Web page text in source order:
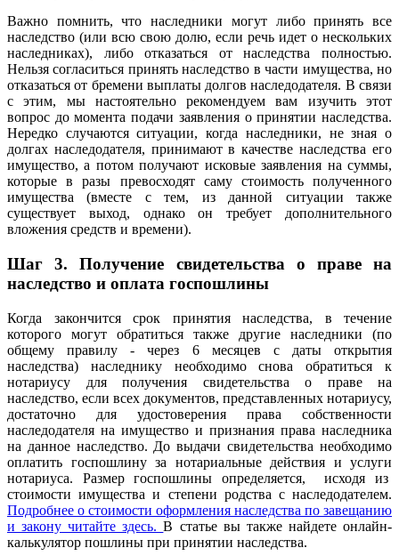
Важно помнить, что наследники могут либо принять все
наследство (или всю свою долю, если речь идет о нескольких
наследниках), либо отказаться от наследства полностью.
Нельзя согласиться принять наследство в части имущества, но
отказаться от бремени выплаты долгов наследодателя. В связи
с этим, мы настоятельно рекомендуем вам изучить этот
вопрос до момента подачи заявления о принятии наследства.
Нередко случаются ситуации, когда наследники, не зная о
долгах наследодателя, принимают в качестве наследства его
имущество, а потом получают исковые заявления на суммы,
которые в разы превосходят саму стоимость полученного
имущества (вместе с тем, из данной ситуации также
существует выход, однако он требует дополнительного
вложения средств и времени).
Шаг 3.Получение свидетельства о праве на
наследство и оплата госпошлины
Когда закончится срок принятия наследства, в течение
которого могут обратиться также другие наследники (по
общему правилу - через 6 месяцев с даты открытия
наследства) наследнику необходимо снова обратиться к
нотариусу для получения свидетельства о праве на
наследство, если всех документов, представленных нотариусу,
достаточно для удостоверения права собственности
наследодателя на имущество и признания права наследника
на данное наследство. До выдачи свидетельства необходимо
оплатить госпошлину за нотариальные действия и услуги
нотариуса. Размер госпошлины определяется, исходя из
стоимости имущества и степени родства с наследодателем.
Подробнее о стоимости оформления наследства по завещанию
и закону читайте здесь.В статье вы также найдете онлайн-
калькулятор пошлины при принятии наследства.